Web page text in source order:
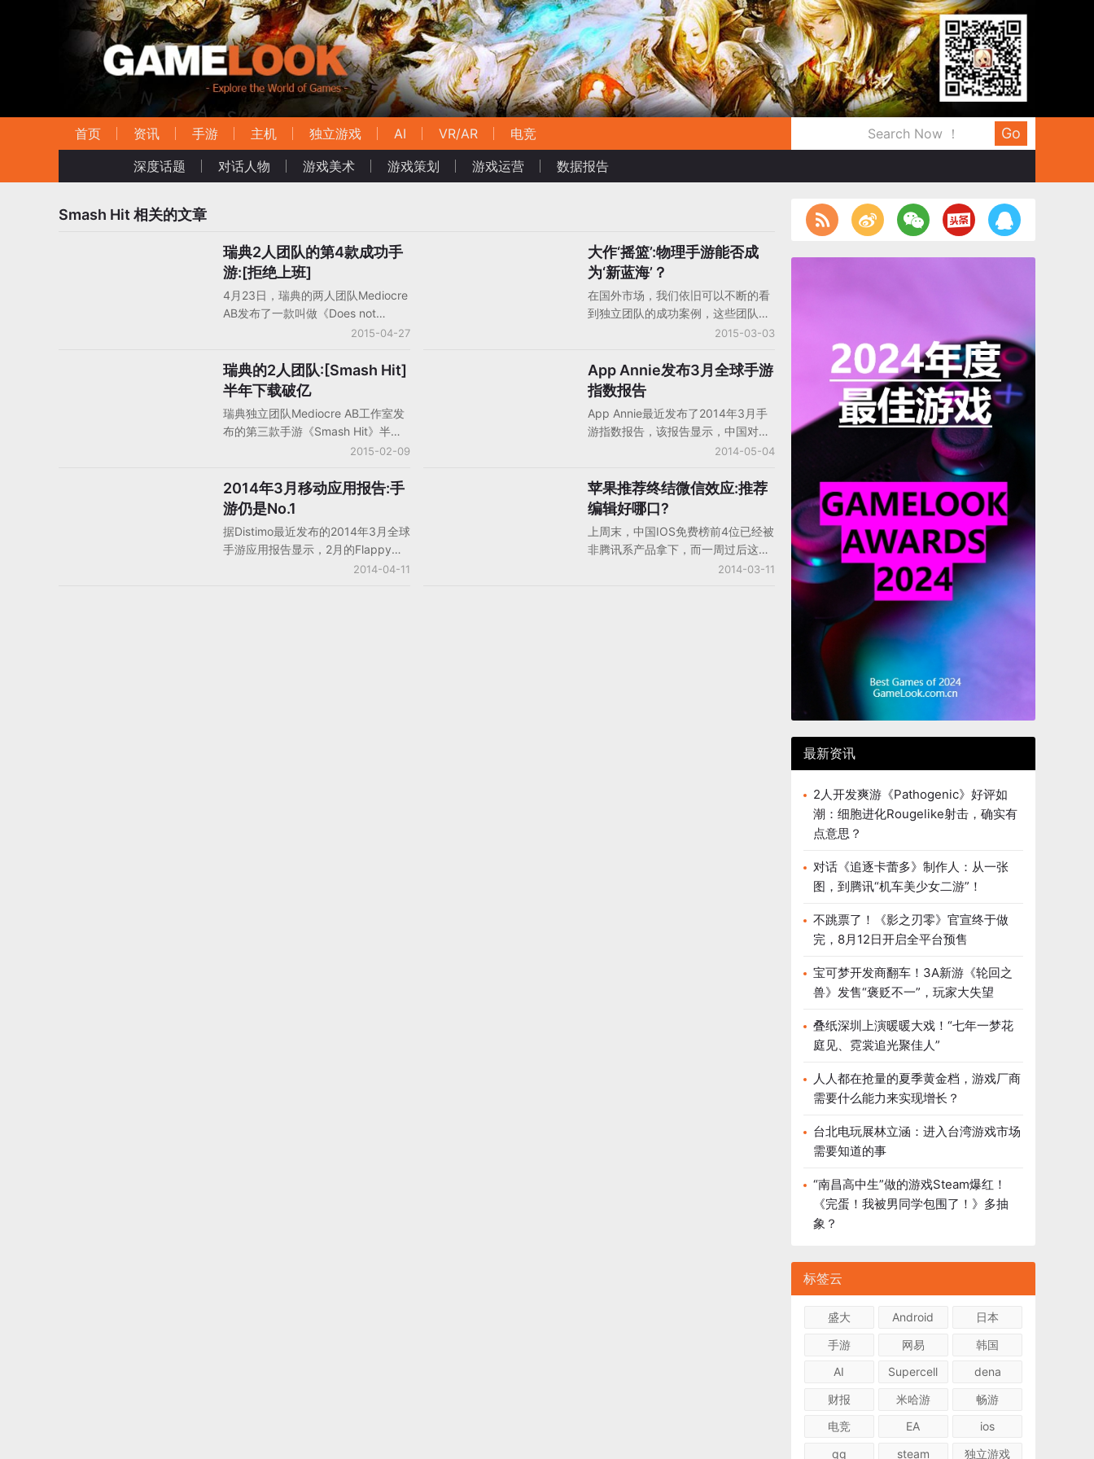
Go
首页 资讯 手游 主机 独立游戏 AI VR/AR
电竞
深度话题
对话人物 游戏美术 游戏策划 游戏运营 数据报告
Smash Hit 相关的文章
瑞典2人团队的第4款成功手
游:[拒绝上班]
4月23日，瑞典的两人团队Mediocre
AB发布了一款叫做《Does not
Commute》的手游，该游戏目前已
10，获得了266次iTunes首页推荐和
1098次iTunes其他位置推荐，这已经
是该团队的第四款成功作品。
2015-04-27
大作‘摇篮’:物理手游能否成
为‘新蓝海’？
在国外市场，我们依旧可以不断的看
到独立团队的成功案例，这些团队往
往在玩法方面极具创新性。
现，这些游戏大多数是小团队制作，
但在付费设计方面，这类游戏往往不
及国内，因此，对于希望有所突破的
国内开发商来说，物理游戏未尝不是
新的‘蓝海’，以下请看GameLook带来
2015-03-03
瑞典的2人团队:[Smash Hit]
半年下载破亿
瑞典独立团队Mediocre AB工作室发
布的第三款手游《Smash Hit》半年
多的累计下载量突破1亿。据
居住在瑞典Malmo，大学毕业后曾创
建2家公司，都被收购。2011年，
Dennis和他的‘好基友’Henrik共同创
办了Mediocre AB，两个人最初并不
喜欢玩手游，所以决定为自己做一款
2015-02-09
App Annie发布3月全球手游
指数报告
App Annie最近发布了2014年3月手
游指数报告，该报告显示，中国对于
全球iOS下载榜和收入榜影响持续增
增长，《勇者前线》本地化获得了不
错的收入和下载表现，Smash Hit登
顶3月份iOS下载榜，以下是
GameLook整理的详细内容：
2014-05-04
2014年3月移动应用报告:手
游仍是No.1
据Distimo最近发布的2014年3月全球
手游应用报告显示，2月的Flappy风
已经消失，手游持续占据应用收入榜
2014-04-11
苹果推荐终结微信效应:推荐
编辑好哪口?
上周末，中国IOS免费榜前4位已经被
非腾讯系产品拿下，而一周过后这个
现象也没有要停止的意思，有趣事的
2014-03-11
最新资讯
2人开发爽游《Pathogenic》好评如
潮：细胞进化Rougelike射击，确实有
点意思？
对话《追逐卡蕾多》制作人：从一张
图，到腾讯“机车美少女二游”！
不跳票了！《影之刃零》官宣终于做
完，8月12日开启全平台预售
宝可梦开发商翻车！3A新游《轮回之
兽》发售“褒贬不一”，玩家大失望
叠纸深圳上演暖暖大戏！“七年一梦花
庭见、霓裳追光聚佳人”
人人都在抢量的夏季黄金档，游戏厂商
需要什么能力来实现增长？
台北电玩展林立涵：进入台湾游戏市场
需要知道的事
“南昌高中生”做的游戏Steam爆红！
《完蛋！我被男同学包围了！》多抽
象？
标签云
盛大 Android
日本
手游
网易
韩国
AI
Supercell
dena
财报
米哈游
畅游
电竞
EA
ios
qq
steam 独立游戏